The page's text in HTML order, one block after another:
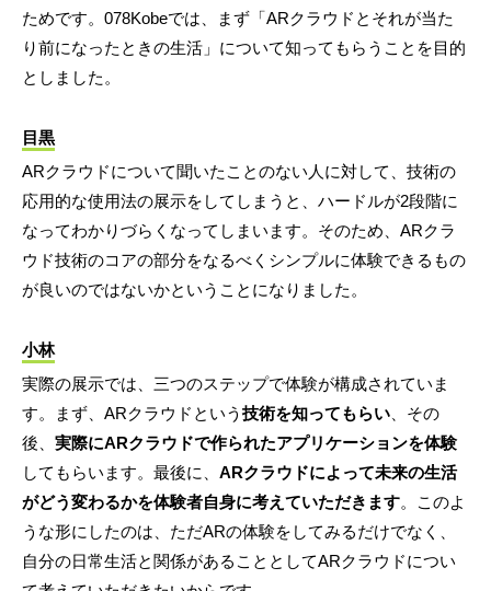
ためです。078Kobeでは、まず「ARクラウドとそれが当た
り前になったときの生活」について知ってもらうことを目的
としました。
目黒
ARクラウドについて聞いたことのない人に対して、技術の
応用的な使用法の展示をしてしまうと、ハードルが2段階に
なってわかりづらくなってしまいます。そのため、ARクラ
ウド技術のコアの部分をなるべくシンプルに体験できるもの
が良いのではないかということになりました。
小林
実際の展示では、三つのステップで体験が構成されていま
す。まず、ARクラウドという 技術を知ってもらい 、その
後、 実際にARクラウドで作られたアプリケーションを体験
してもらいます。最後に、 ARクラウドによって未来の生活
がどう変わるかを体験者自身に考えていただきます。このよ
うな形にしたのは、ただARの体験をしてみるだけでなく、
自分の日常生活と関係があることとしてARクラウドについ